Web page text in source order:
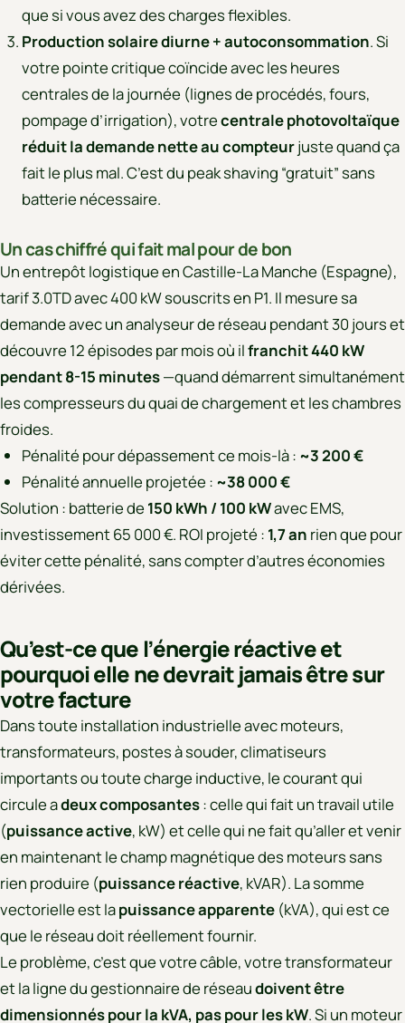
que si vous avez des charges flexibles.
Production solaire diurne + autoconsommation. Si
votre pointe critique coïncide avec les heures
centrales de la journée (lignes de procédés, fours,
pompage d’irrigation), votrecentrale photovoltaïque
réduit la demande nette au compteurjuste quand ça
fait le plus mal. C’est du peak shaving “gratuit” sans
batterie nécessaire.
Un cas chiffré qui fait mal pour de bon
Un entrepôt logistique en Castille-La Manche (Espagne),
tarif 3.0TD avec 400 kW souscrits en P1. Il mesure sa
demande avec un analyseur de réseau pendant 30 jours et
découvre 12 épisodes par mois où ilfranchit 440 kW
pendant 8-15 minutes—quand démarrent simultanément
les compresseurs du quai de chargement et les chambres
froides.
Pénalité pour dépassement ce mois-là : ~3 200 €
Pénalité annuelle projetée : ~38 000 €
Solution : batterie de 150 kWh / 100 kWavec EMS,
investissement 65 000 €. ROI projeté : 1,7 an rien que pour
éviter cette pénalité, sans compter d’autres économies
dérivées.
Qu’est-ce que l’énergie réactive et
pourquoi elle ne devrait jamais être sur
votre facture
Dans toute installation industrielle avec moteurs,
transformateurs, postes à souder, climatiseurs
importants ou toute charge inductive, le courant qui
circule adeux composantes: celle qui fait un travail utile
(puissance active, kW) et celle qui ne fait qu’aller et venir
en maintenant le champ magnétique des moteurs sans
rien produire (puissance réactive, kVAR). La somme
vectorielle est lapuissance apparente (kVA), qui est ce
que le réseau doit réellement fournir.
Le problème, c’est que votre câble, votre transformateur
et la ligne du gestionnaire de réseaudoivent être
dimensionnés pour la kVA, pas pour les kW. Si un moteur